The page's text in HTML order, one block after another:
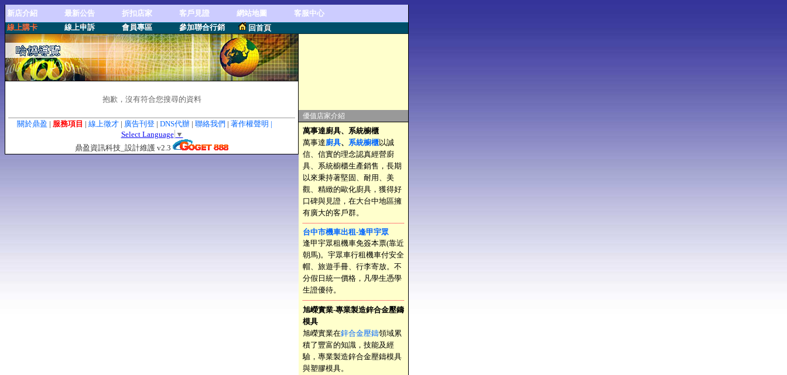
新店介紹 最新公告 折扣店家 客戶見證 網站地圖
客服中心
線上購卡
線上申訴 會員專區 參加聯合行銷 回首頁
抱歉，沒有符合您搜尋的資料
關於鼎盈 | 服務項目 | 線上徵才 | 廣告刊登 | DNS代辦 | 聯絡我們 | 著作權聲明 |
Select Language ▼
鼎盈資訊科技_設計維護 v2.3
優值店家介紹
萬事達廚具、系統櫥櫃
萬事達廚具、 系統櫥櫃以誠
信、信實的理念認真經營廚
具、系統櫥櫃生產銷售，長期
以來秉持著堅固、耐用、美
觀、精緻的歐化廚具，獲得好
口碑與見證，在大台中地區擁
有廣大的客戶群。
台中市機車出租-逢甲宇眾
逢甲宇眾租機車免簽本票(靠近
朝馬)。宇眾車行租機車付安全
帽、旅遊手冊、行李寄放。不
分假日統一價格，凡學生憑學
生證優待。
旭嶸實業-專業製造鋅合金壓鑄
模具
旭嶸實業在鋅合金壓鑄領域累
積了豐富的知識，技能及經
驗，專業製造鋅合金壓鑄模具
與塑膠模具。